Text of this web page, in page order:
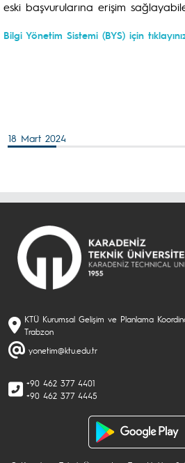
eski başvurularına erişim
Bilgi Yönetim Sistemi (BYS) için
18 Mart 2024
KTÜ Kurumsal Gelişim ve Planlama
Trabzon
yonetim@ktu.edu.tr
+90 462 377 4401
+90 462 377 4445